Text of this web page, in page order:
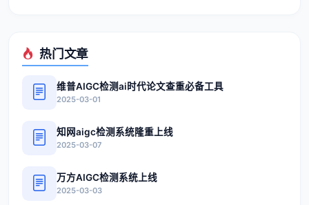
热门文章
维普AIGC检测ai时代论文查重必备工具
2025-03-01
知网aigc检测系统隆重上线
2025-03-07
万方AIGC检测系统上线
2025-03-03